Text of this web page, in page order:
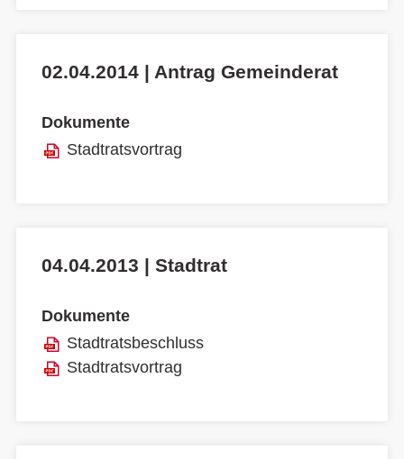
02.04.2014 | Antrag Gemeinderat
Dokumente
Stadtratsvortrag
04.04.2013 | Stadtrat
Dokumente
Stadtratsbeschluss
Stadtratsvortrag